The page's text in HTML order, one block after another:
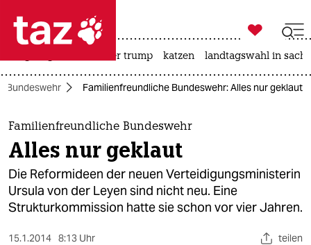
 taz zahl ich
taz zahl ich
themen
politik
öko

taz zahl ich
usa unter trump katzen landtagswahl in
Bundeswehr Familienfreundliche Bundeswehr: Alles nur geklaut
Familienfreundliche Bundeswehr
Alles nur geklaut
Die Reformideen der neuen Verteidigungsministerin
Ursula von der Leyen sind nicht neu. Eine
Strukturkommission hatte sie schon vor vier Jahren.
15.1.2014 8:13 Uhr teilen